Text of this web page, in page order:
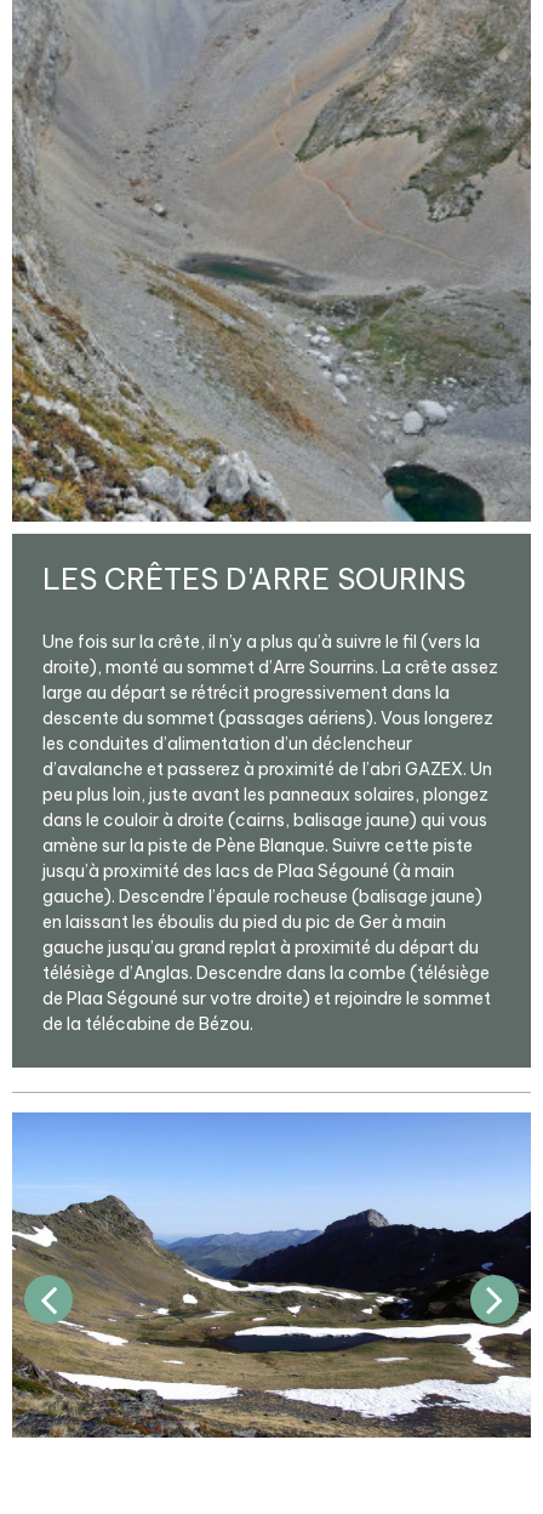
LES CRÊTES D'ARRE SOURINS
Une fois sur la crête, il n’y a plus qu’à suivre le fil (vers la
droite), monté au sommet d’Arre Sourrins. La crête assez
large au départ se rétrécit progressivement dans la
descente du sommet (passages aériens). Vous longerez
les conduites d’alimentation d’un déclencheur
d’avalanche et passerez à proximité de l’abri GAZEX. Un
peu plus loin, juste avant les panneaux solaires, plongez
dans le couloir à droite (cairns, balisage jaune) qui vous
amène sur la piste de Pène Blanque. Suivre cette piste
jusqu’à proximité des lacs de Plaa Ségouné (à main
gauche). Descendre l’épaule rocheuse (balisage jaune)
en laissant les éboulis du pied du pic de Ger à main
gauche jusqu’au grand replat à proximité du départ du
télésiège d’Anglas. Descendre dans la combe (télésiège
de Plaa Ségouné sur votre droite) et rejoindre le sommet
de la télécabine de Bézou.